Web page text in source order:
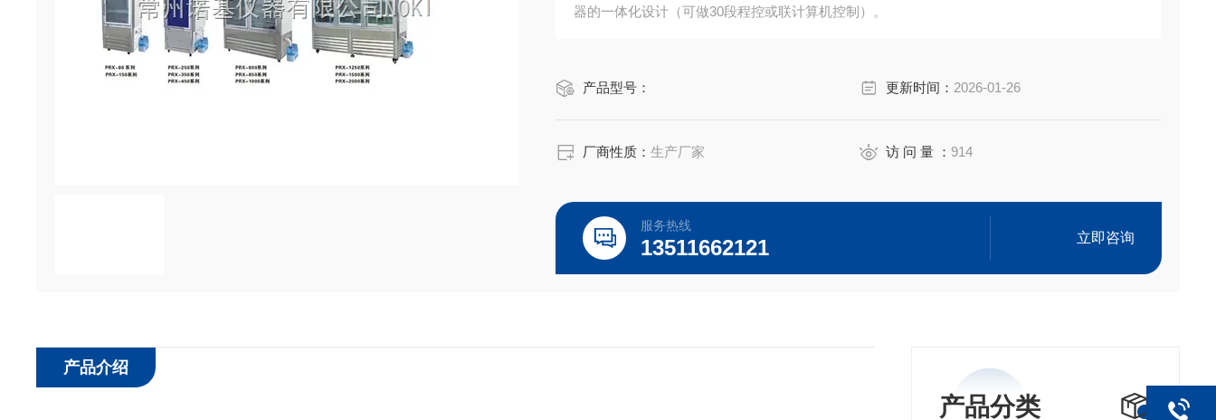
器的一体化设计（可做30段程控或联计算机控制）。
产品型号： 更新时间： 2026-01-26
厂商性质：生产厂家 访 问 量 ： 914
服务热线
13511662121 立即咨询
产品分类
产品介绍